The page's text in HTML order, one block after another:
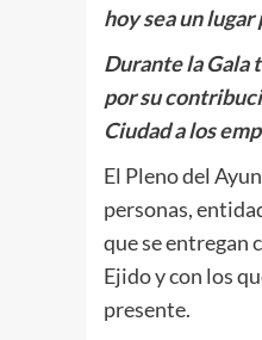
hoy sea un
Durante la Gala
por su
Ciudad a los
El Pleno del
personas,
que se entregan
Ejido y con los
presente.